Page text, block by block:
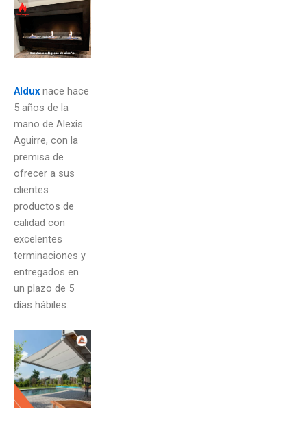
Aldux nace hace
5 años de la
mano de Alexis
Aguirre, con la
premisa de
ofrecer a sus
clientes
productos de
calidad con
excelentes
terminaciones y
entregados en
un plazo de 5
días hábiles.